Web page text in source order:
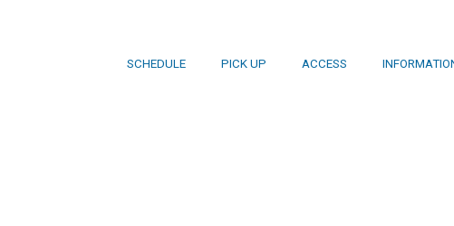
SCHEDULE PICK UP ACCESS